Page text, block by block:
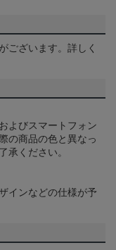
ございます。詳しく
よびスマートフォン
の商品の色と異なっ
承ください。
インなどの仕様が予